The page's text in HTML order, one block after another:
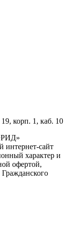
корп. 1, каб. 10
интернет-сайт
характер и
офертой,